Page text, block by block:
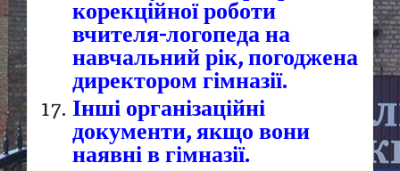
корекційної роботи
вчителя-логопеда на
навчальний рік, погоджена
директором гімназії.
Інші організаційні
документи, якщо вони
наявні в гімназії.